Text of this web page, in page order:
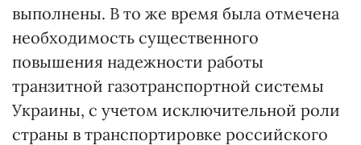
выполнены. В то же время была отмечена
необходимость существенного
повышения надежности работы
транзитной газотранспортной системы
Украины, с учетом исключительной роли
страны в транспортировке российского